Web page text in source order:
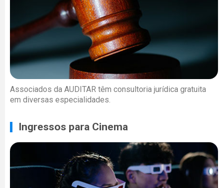
Associados da AUDITAR têm consultoria jurídica gratuita
em diversas especialidades.
Ingressos para Cinema